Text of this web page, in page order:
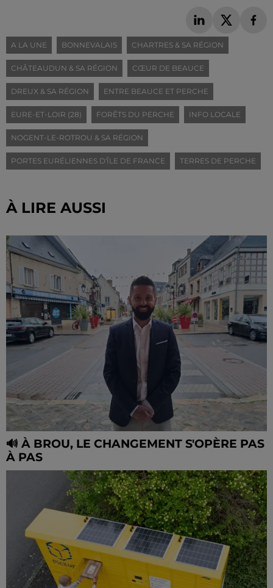
A LA UNE BONNEVALAIS CHARTRES & SA RÉGION
CHÂTEAUDUN & SA RÉGION CŒUR DE BEAUCE
DREUX & SA RÉGION ENTRE BEAUCE ET PERCHE
EURE-ET-LOIR (28) FORÊTS DU PERCHE INFO LOCALE
NOGENT-LE-ROTROU & SA RÉGION
PORTES EURÉLIENNES D'ÎLE DE FRANCE TERRES DE PERCHE
À LIRE AUSSI
🔊 À BROU, LE CHANGEMENT S'OPÈRE PAS
À PAS